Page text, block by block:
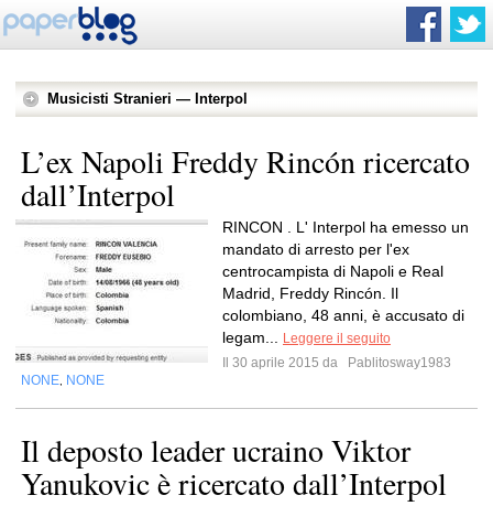
Musicisti Stranieri — Interpol
L’ex Napoli Freddy Rincón ricercato
dall’Interpol
RINCON . L' Interpol ha emesso un
mandato di arresto per l'ex
centrocampista di Napoli e Real
Madrid, Freddy Rincón. Il
colombiano, 48 anni, è accusato di
legam...
Leggere il seguito
Il 30 aprile 2015 da
Pablitosway1983
NONE NONE
Il deposto leader ucraino Viktor
Yanukovic è ricercato dall’Interpol